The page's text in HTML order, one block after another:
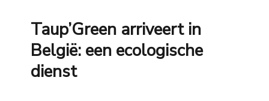
Taup’Green arriveert in
België: een ecologische
dienst